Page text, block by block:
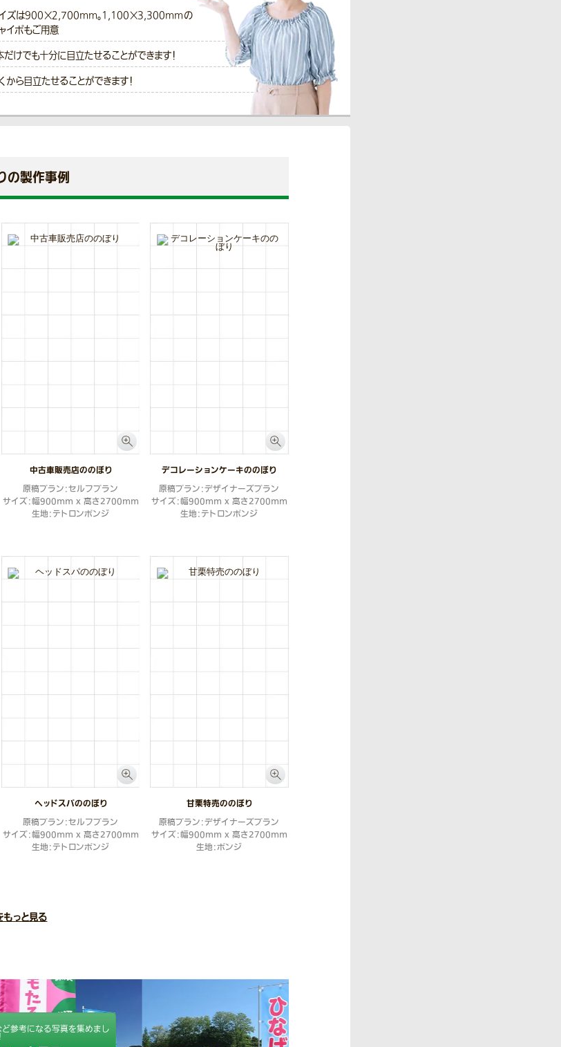
ズは900×2,700mm。1,100×3,300mmの
イポもご用意
だけでも十分に目立たせることができます！
から目立たせることができます！
の製作事例
中古車販売店ののぼり
原稿プラン：セルフプラン
サイズ：幅900mm x 高さ2700mm
生地：テトロンポンジ
デコレーションケーキののぼり
原稿プラン：デザイナーズプラン
サイズ：幅900mm x 高さ2700mm
生地：テトロンポンジ
ヘッドスパののぼり
原稿プラン：セルフプラン
サイズ：幅900mm x 高さ2700mm
生地：テトロンポンジ
甘栗特売ののぼり
原稿プラン：デザイナーズプラン
サイズ：幅900mm x 高さ2700mm
生地：ポンジ
っと見る
ど参考になる写真を集めまし